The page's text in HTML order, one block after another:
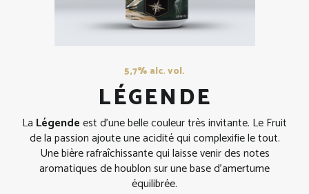
5,7% alc. vol.
LÉGENDE
La Légendeest d'une belle couleur très invitante. Le Fruit
de la passion ajoute une acidité qui complexifie le tout.
Une bière rafraîchissante qui laisse venir des notes
aromatiques de houblon sur une base d'amertume
équilibrée.